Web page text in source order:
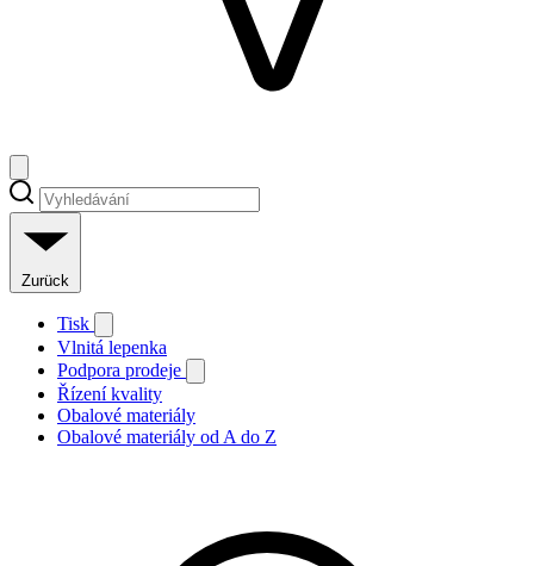
Zurück
Tisk
Vlnitá lepenka
Podpora prodeje
Řízení kvality
Obalové materiály
Obalové materiály od A do Z